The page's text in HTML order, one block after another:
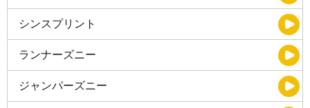
シンスプリント
ランナーズニー
ジャンパーズニー